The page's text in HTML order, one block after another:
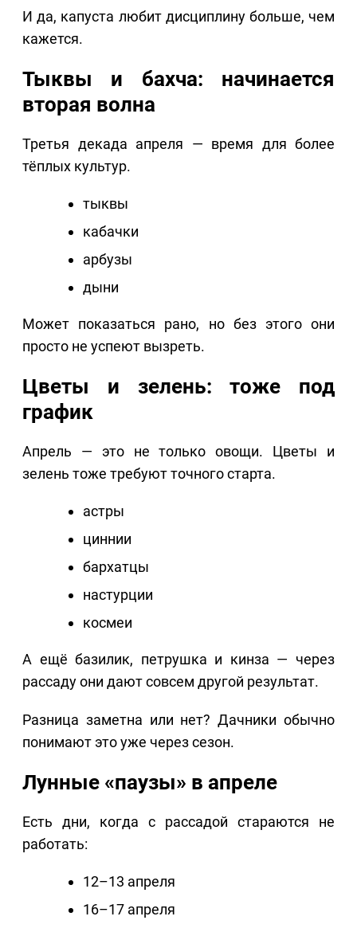
И да, капуста любит дисциплину больше, чем
кажется.
Тыквы и бахча: начинается
вторая волна
Третья декада апреля — время для более
тёплых культур.
тыквы
кабачки
арбузы
дыни
Может показаться рано, но без этого они
просто не успеют вызреть.
Цветы и зелень: тоже под
график
Апрель — это не только овощи. Цветы и
зелень тоже требуют точного старта.
астры
циннии
бархатцы
настурции
космеи
А ещё базилик, петрушка и кинза — через
рассаду они дают совсем другой результат.
Разница заметна или нет? Дачники обычно
понимают это уже через сезон.
Лунные «паузы» в апреле
Есть дни, когда с рассадой стараются не
работать:
12–13 апреля
16–17 апреля